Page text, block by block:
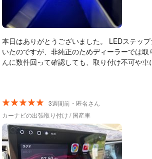
本日はありがとうございました。 LEDステッ
いたのですが、非純正のためディーラーでは
んに数件回って確認しても、取り付け不可や
ケットから電源取っらどうですか？などと言
も1時間ほどで完了しました。 また何か取り付けの際は、お願いしたいと思いま
す。 ありがとうございました！
3週間前・匿名さん
カーナビの出張取り付け / 国産車